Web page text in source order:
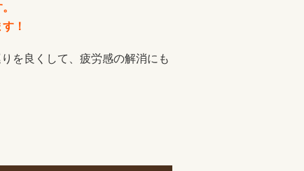
！
を良くして、疲労感の解消にも